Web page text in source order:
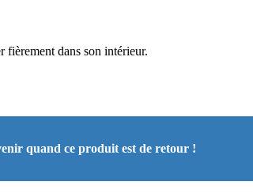
dans son intérieur.
quand ce produit est de retour !